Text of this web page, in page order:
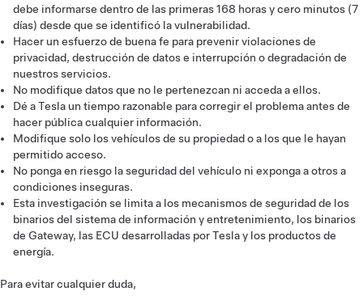
debe informarse dentro de las primeras 168 horas y cero minutos (7
días) desde que se identificó la vulnerabilidad.
Hacer un esfuerzo de buena fe para prevenir violaciones de
privacidad, destrucción de datos e interrupción o degradación de
nuestros servicios.
No modifique datos que no le pertenezcan ni acceda a ellos.
Dé a Tesla un tiempo razonable para corregir el problema antes de
hacer pública cualquier información.
Modifique solo los vehículos de su propiedad o a los que le hayan
permitido acceso.
No ponga en riesgo la seguridad del vehículo ni exponga a otros a
condiciones inseguras.
Esta investigación se limita a los mecanismos de seguridad de los
binarios del sistema de información y entretenimiento, los binarios
de Gateway, las ECU desarrolladas por Tesla y los productos de
energía.
Para evitar cualquier duda,